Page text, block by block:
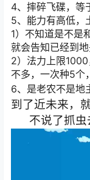
4、摔碎飞碟，等
5、能力有高低，
1）不知道是不是
就会告知已经到
2）法力上限
不多，一次种5个
6、是老农不是地
到了近未来，
不说了抓虫